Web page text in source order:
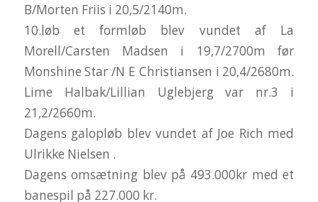
B/Morten Friis i 20,5/2140m.
10.løb et formløb blev vundet af La
Morell/Carsten Madsen i 19,7/2700m før
Monshine Star /N E Christiansen i 20,4/2680m.
Lime Halbak/Lillian Uglebjerg var nr.3 i
21,2/2660m.
Dagens galopløb blev vundet af Joe Rich med
Ulrikke Nielsen .
Dagens omsætning blev på 493.000kr med et
banespil på 227.000 kr.